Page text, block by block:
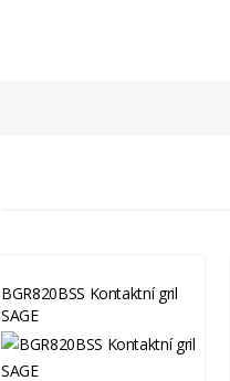
BGR820BSS Kontaktní gril
SAGE